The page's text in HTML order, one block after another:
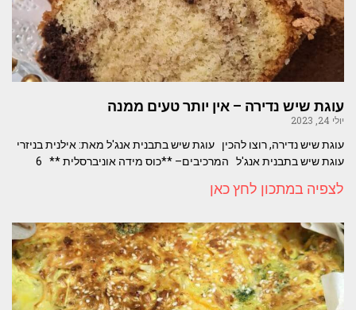
עוגת שיש נדירה – אין יותר טעים ממנה
יולי 24, 2023
עוגת שיש נדירה, רוצו להכין עוגת שיש בתבנית אנג'ל מאת: אילנית בניזרי
עוגת שיש בתבנית אנג'ל המרכיבים– **כוס מידה אוניברסלית ** 6
לצפיה במתכון לחץ כאן